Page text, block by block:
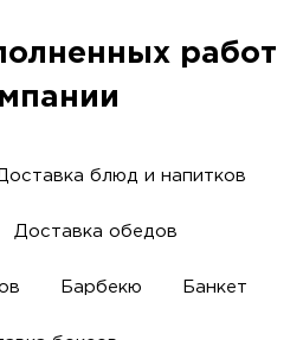
работ
блюд и напитков
Доставка обедов
Барбекю Банкет